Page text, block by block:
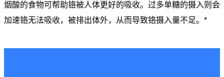
烟酸的食物可帮助铬被人体更好的吸收。过多单糖的摄入则会
加速铬无法吸收，被排出体外，从而导致铬摄入量不足。*